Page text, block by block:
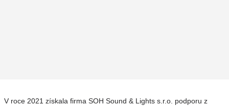
V roce 2021 získala firma SOH Sound & Lights s.r.o. podporu z